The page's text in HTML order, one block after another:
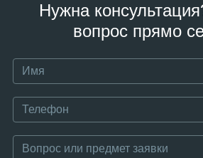
Нужна
вопрос прямо